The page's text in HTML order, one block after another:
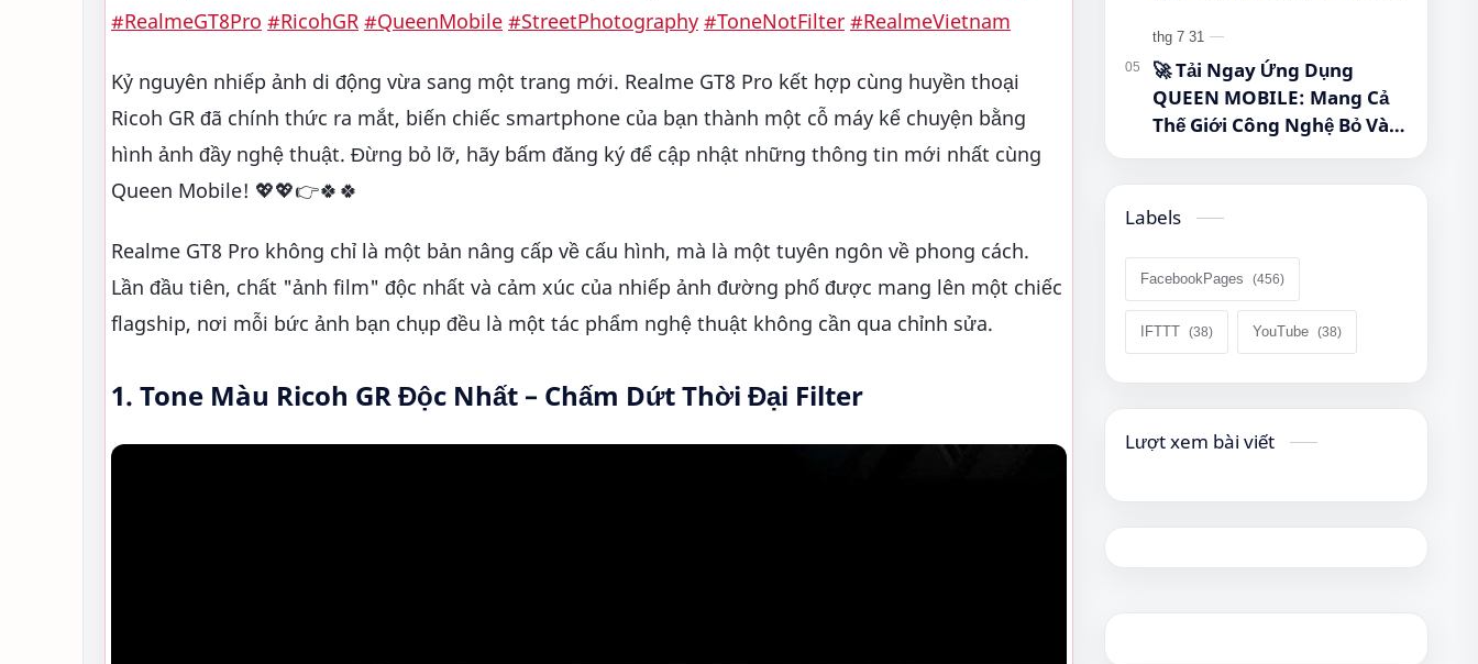
#RealmeGT8Pro #RicohGR #QueenMobile #StreetPhotography #ToneNotFilter #RealmeVietnam
Kỷ nguyên nhiếp ảnh di động vừa sang một trang mới. Realme GT8 Pro kết hợp cùng huyền thoại
Ricoh GR đã chính thức ra mắt, biến chiếc smartphone của bạn thành một cỗ máy kể chuyện bằng
hình ảnh đầy nghệ thuật. Đừng bỏ lỡ, hãy bấm đăng ký để cập nhật những thông tin mới nhất cùng
Queen Mobile! 💖💖👉🍀🍀
Realme GT8 Pro không chỉ là một bản nâng cấp về cấu hình, mà là một tuyên ngôn về phong cách.
Lần đầu tiên, chất "ảnh film" độc nhất và cảm xúc của nhiếp ảnh đường phố được mang lên một chiếc
flagship, nơi mỗi bức ảnh bạn chụp đều là một tác phẩm nghệ thuật không cần qua chỉnh sửa.
1. Tone Màu Ricoh GR Độc Nhất – Chấm Dứt Thời Đại Filter
#GalaxyTabA11Plus
#Tablet5G #QueenMobile
#MayTinhBang #CongNghe
🚀 Tải Ngay Ứng Dụng
QUEEN MOBILE: Mang Cả
Thế Giới Công Nghệ Bỏ Vào
Labels
FacebookPages
IFTTT YouTube
Lượt xem bài viết